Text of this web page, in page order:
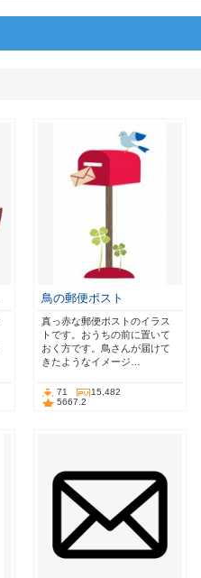
鳥の郵便ポスト
真っ赤な郵便ポストのイラス
トです。おうちの前に置いて
おく方です。鳥さんが届けて
きたようなイメージ…
71
15,482
5667.2